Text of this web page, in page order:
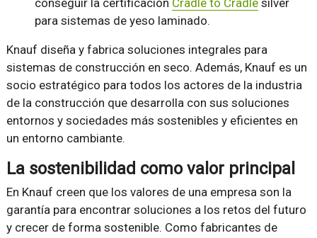
conseguir la certificación Cradle to Cradlesilver
para sistemas de yeso laminado.
Knauf diseña y fabrica soluciones integrales para
sistemas de construcción en seco. Además, Knauf es un
socio estratégico para todos los actores de la industria
de la construcción que desarrolla con sus soluciones
entornos y sociedades más sostenibles y eficientes en
un entorno cambiante.
La sostenibilidad como valor principal
En Knauf creen que los valores de una empresa son la
garantía para encontrar soluciones a los retos del futuro
y crecer de forma sostenible. Como fabricantes de